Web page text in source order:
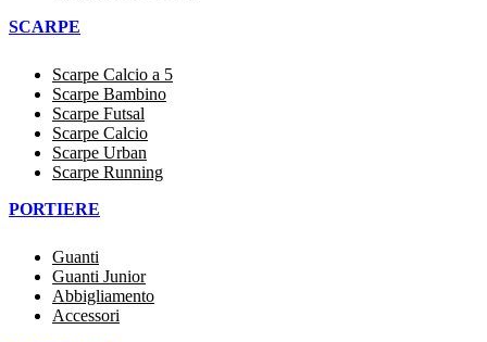
SCARPE
Scarpe Calcio a 5
Scarpe Bambino
Scarpe Futsal
Scarpe Calcio
Scarpe Urban
Scarpe Running
PORTIERE
Guanti
Guanti Junior
Abbigliamento
Accessori